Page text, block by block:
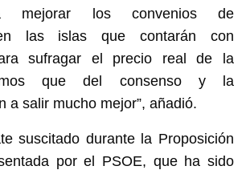
mejorar los convenios de
las islas que contarán con
sufragar el precio real de la
que del consenso y la
a salir mucho mejor”, añadió.
suscitado durante la Proposición
por el PSOE, que ha sido